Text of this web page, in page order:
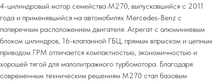
4-цилиндровый мотор семейства M270, выпускавшийся с 2011
года и применявшийся на автомобилях Mercedes-Benz с
поперечным расположением двигателя. Агрегат с алюминиевым
блоком цилиндров, 16-клапанной ГБЦ, прямым впрыском и цепным
приводом ГРМ отличается компактностью, экономичностью и
хорошей тягой для малолитражного турбомотора. Благодаря
современным техническим решениям M270 стал базовым